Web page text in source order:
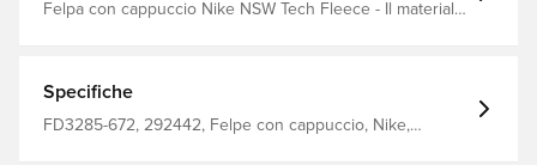
Felpa con cappuccio Nike NSW Tech Fleece - Il materiale
- Cerniera a tutta lunghezza, che rende la felpa facile da
indossare e da togliere - Vestibilità standard 69% cotone
31% poliestere
Specifiche
FD3285-672, 292442, Felpe con cappuccio, Nike,